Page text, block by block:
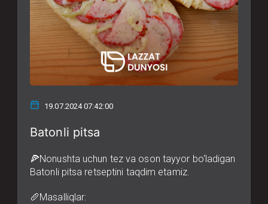
19.07.2024 07:42:00
Batonli pitsa
🍕Nonushta uchun tez va oson tayyor bo‘ladigan
Batonli pitsa retseptini taqdim etamiz.
🥖Masalliqlar: